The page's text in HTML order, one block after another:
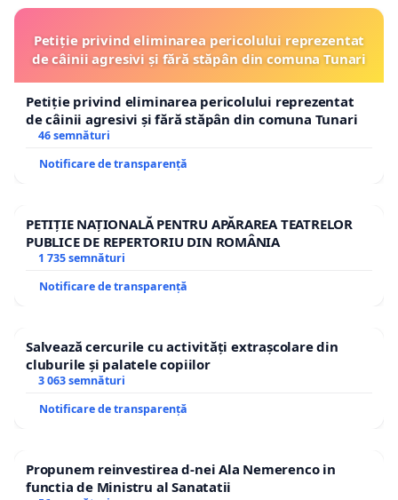
Petiție privind eliminarea pericolului reprezentat
de câinii agresivi și fără stăpân din comuna Tunari
Petiție privind eliminarea pericolului reprezentat
de câinii agresivi și fără stăpân din comuna Tunari
46 semnături
Notificare de transparență
PETIȚIE NAȚIONALĂ PENTRU APĂRAREA TEATRELOR
PUBLICE DE REPERTORIU DIN ROMÂNIA
1 735 semnături
Notificare de transparență
Salvează cercurile cu activități extrașcolare din
cluburile și palatele copiilor
3 063 semnături
Notificare de transparență
Propunem reinvestirea d-nei Ala Nemerenco in
functia de Ministru al Sanatatii